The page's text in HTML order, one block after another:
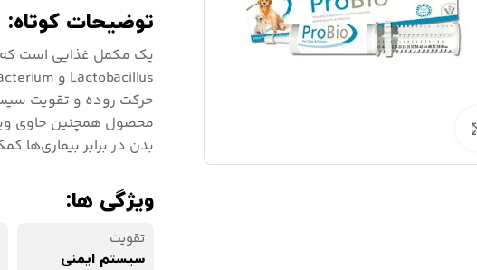
توضیحات کوتاه:
یک مکمل غذایی است که
حرکت روده و تقویت
بدن در برابر بیماری‌ها
ویژگی ها:
تقویت
سیستم ایمنی